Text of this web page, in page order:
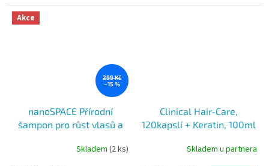
Akce
299 Kč
–15 %
nanoSPACE Přírodní
šampon pro růst vlasů a
Hair Booster, 200 ml
Skladem (2 ks)
Clinical Hair-Care,
120kapslí + Keratin, 100ml
Skladem u partnera